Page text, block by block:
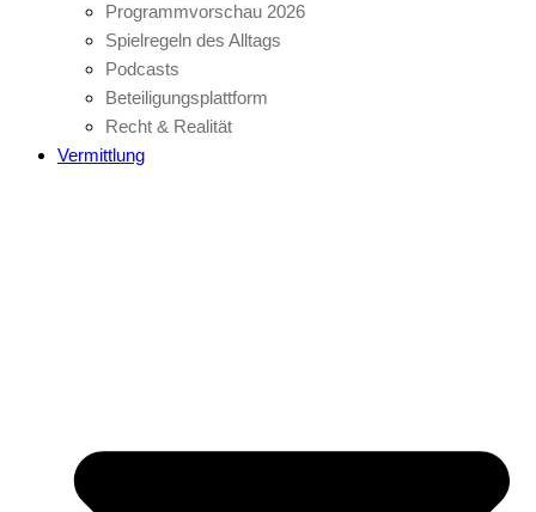
Programmvorschau 2026
Spielregeln des Alltags
Podcasts
Beteiligungsplattform
Recht & Realität
Vermittlung